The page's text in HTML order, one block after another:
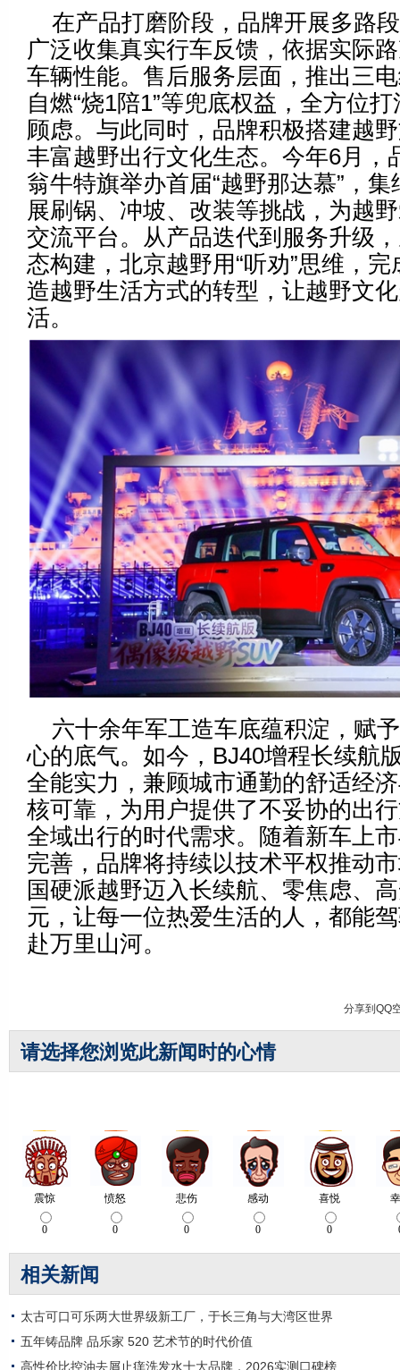
在产品打磨阶段，品牌开展多路
广泛收集真实行车反馈，依据实际
车辆性能。售后服务层面，推出三
自燃“烧1陪1”等兜底权益，全方位
顾虑。与此同时，品牌积极搭建越
丰富越野出行文化生态。今年6月，
翁牛特旗举办首届“越野那达慕”，
展刷锅、冲坡、改装等挑战，为越
交流平台。从产品迭代到服务升级
态构建，北京越野用“听劝”思维，
造越野生活方式的转型，让越野文
活。
六十余年军工造车底蕴积淀，赋
心的底气。如今，BJ40增程长续航
全能实力，兼顾城市通勤的舒适经
核可靠，为用户提供了不妥协的出
全域出行的时代需求。随着新车上
完善，品牌将持续以技术平权推动
国硬派越野迈入长续航、零焦虑、
元，让每一位热爱生活的人，都能
赴万里山河。
分享到 QQ
请选择您浏览此新闻时的心情
相关新闻
太古可口可乐两大世界级新工厂，于长三角与大湾区世界
五年铸品牌 品乐家 520 艺术节的时代价值
高性价比控油去屑止痒洗发水十大品牌，2026实测口碑榜